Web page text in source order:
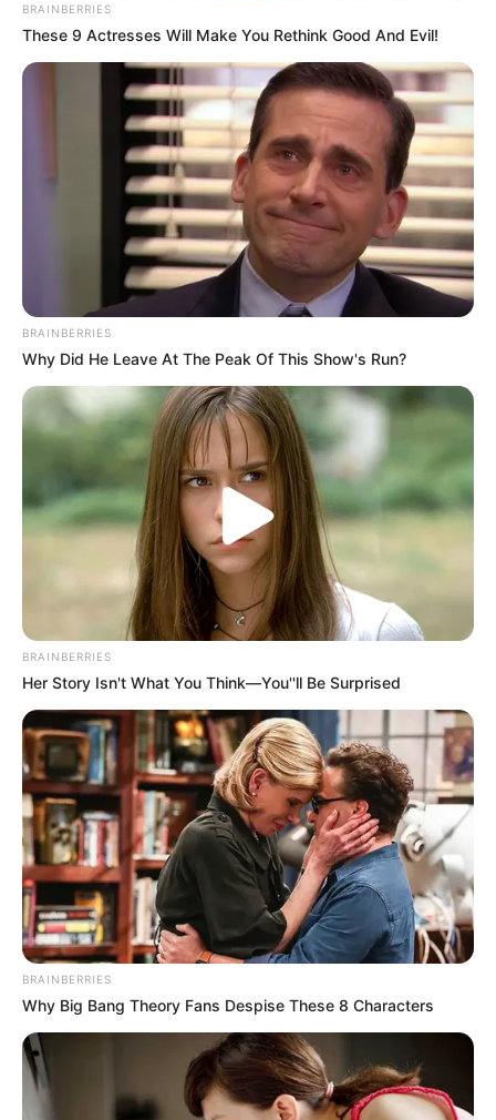
BRAINBERRIES
These 9 Actresses Will Make You Rethink Good And Evil!
BRAINBERRIES
Why Did He Leave At The Peak Of This Show's Run?
BRAINBERRIES
Her Story Isn't What You Think—You''ll Be Surprised
BRAINBERRIES
Why Big Bang Theory Fans Despise These 8 Characters